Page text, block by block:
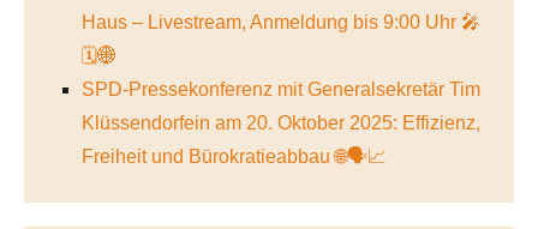
Haus – Livestream, Anmeldung bis 9:00 Uhr 🎤
🗓️🌐
SPD-Pressekonferenz mit Generalsekretär Tim
Klüssendorfein am 20. Oktober 2025: Effizienz,
Freiheit und Bürokratieabbau 🌐🗣️📈